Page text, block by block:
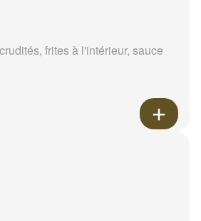
frites à l'intérieur, sauce